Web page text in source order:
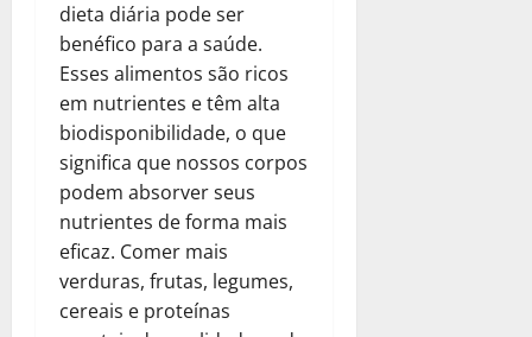
dieta diária pode ser
benéfico para a saúde.
Esses alimentos são ricos
em nutrientes e têm alta
biodisponibilidade, o que
significa que nossos corpos
podem absorver seus
nutrientes de forma mais
eficaz. Comer mais
verduras, frutas, legumes,
cereais e proteínas